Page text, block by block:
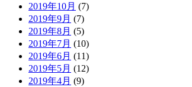
2019年10月 (7)
2019年9月 (7)
2019年8月 (5)
2019年7月 (10)
2019年6月 (11)
2019年5月 (12)
2019年4月 (9)